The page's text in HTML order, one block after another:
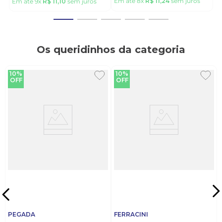
Os queridinhos da categoria
10%
OFF
PEGADA
10%
OFF
FERRACINI